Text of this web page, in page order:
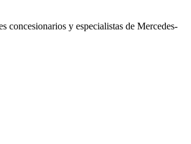
concesionarios y especialistas de Mercedes-